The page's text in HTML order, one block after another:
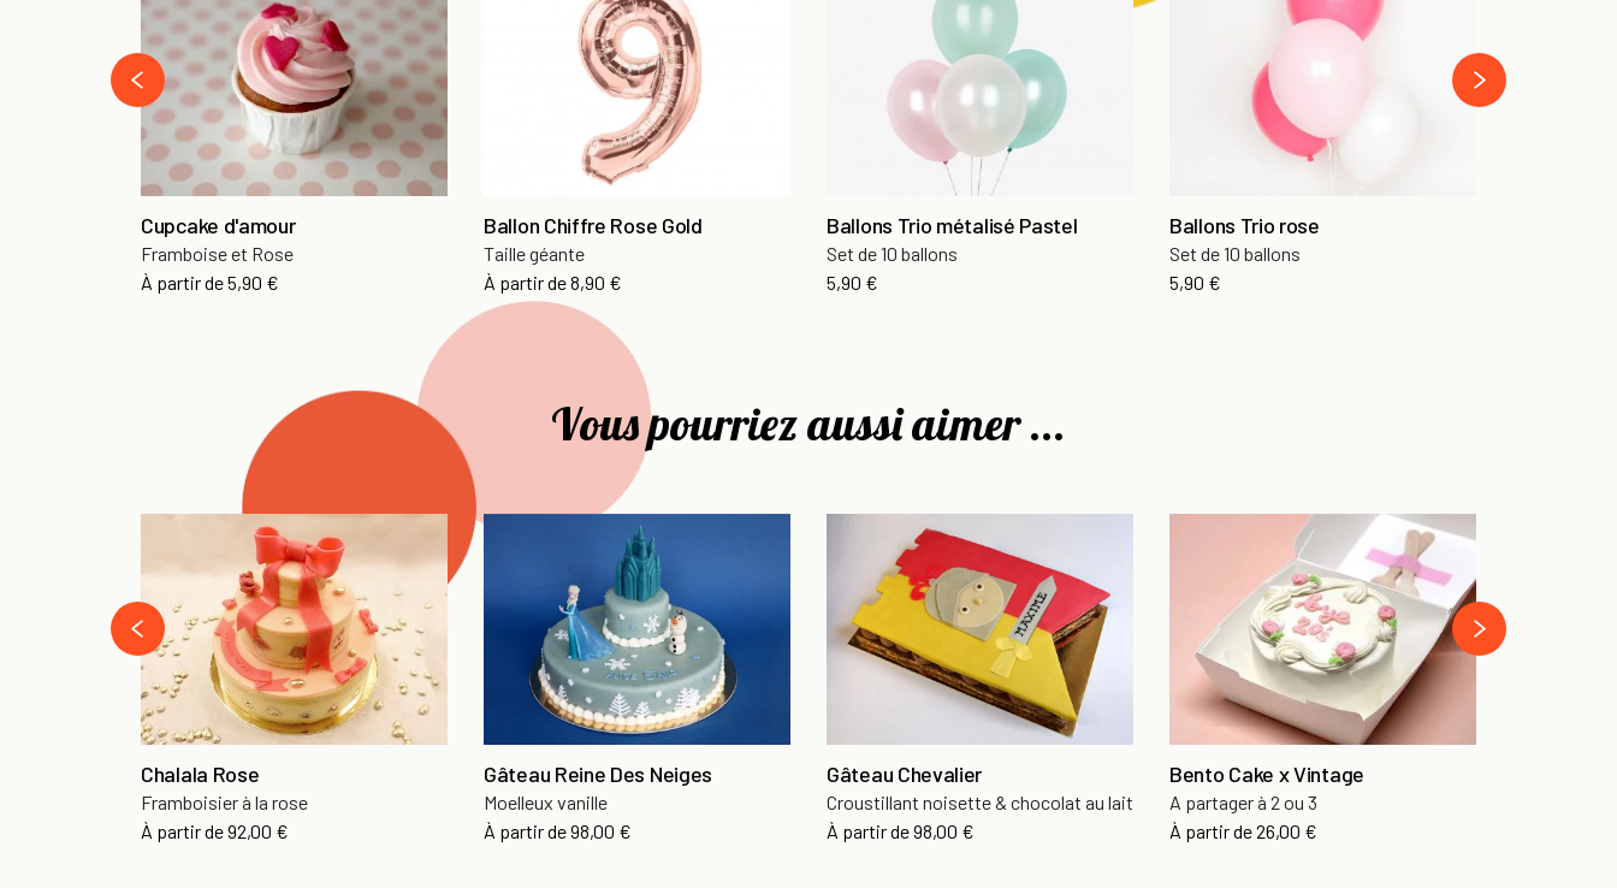
Cupcake d'amour
Framboise et Rose
À partir dePrix
5,90 €
Ballon Chiffre Rose Gold
Taille géante
À partir dePrix
8,90 €
Ballons Trio métalisé Pastel
Set de 10 ballons
Prix
5,90 €
Ballons Trio rose
Set de 10 ballons
Prix
5,90 €
prev
next
Vous pourriez aussi aimer ...
Chalala Rose
Framboisier à la rose
À partir de92,00 €
Gâteau Reine Des Neiges
Moelleux vanille
À partir de98,00 €
Gâteau Chevalier
Croustillant noisette & chocolat au lait
À partir de98,00 €
Bento Cake x Vintage
A partager à 2 ou 3
À partir de26,00 €
‹
›